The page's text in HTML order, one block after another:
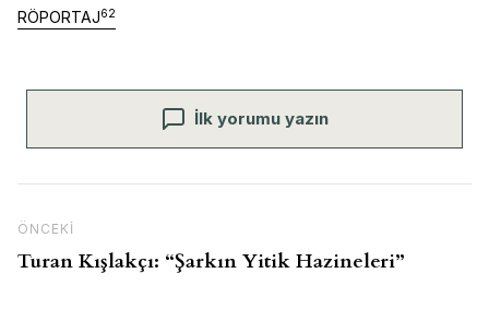
RÖPORTAJ62
İlk yorumu yazın
Önceki İçerik
ÖNCEKI
Turan Kışlakçı: “Şarkın Yitik Hazineleri”